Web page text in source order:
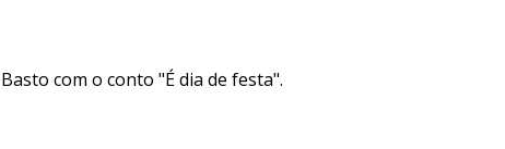
com o conto "É dia de festa".